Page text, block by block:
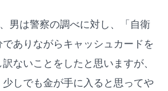
男は警察の調べに対し、「自衛
ありながらキャッシュカードを
ないことをしたと思いますが、
しでも金が手に入ると思ってや